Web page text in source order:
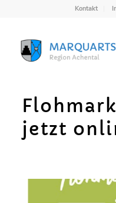
Kontakt
jetzt